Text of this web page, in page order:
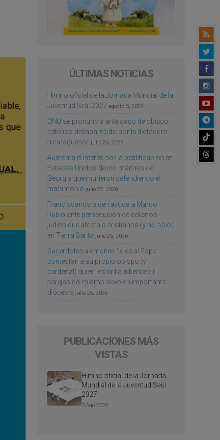
ÚLTIMAS NOTICIAS
Himno oficial de la Jornada Mundial de la
Juventud Seúl 2027 agosto 3, 2026
ONU se pronuncia ante caso de obispo
católico desaparecido por la dictadura
nicaragüense julio 25, 2026
Aumenta el interés por la beatificación en
Estados Unidos de los mártires de
Georgia que murieron defendiendo el
matrimonio julio 25, 2026
Franciscanos piden ayuda a Marco
Rubio ante persecución de colonos
judíos que afecta a cristianos (y no sólo)
en Tierra Santa julio 25, 2026
Sacerdotes alemanes fieles al Papa
contestan a su propio obispo (y
cardenal) quien les orilla a bendecir
parejas del mismo sexo en importante
diócesis julio 25, 2026
PUBLICACIONES MÁS
VISTAS
Himno oficial de la Jornada
Mundial de la Juventud Seúl
2027
3 Ago 2026